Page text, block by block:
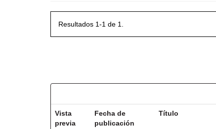
Resultados 1-1 de 1.
Vista
previa
Fecha de
publicación
Título